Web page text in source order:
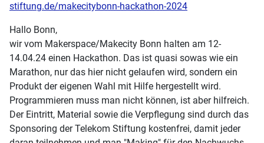
stiftung.de/makecitybonn-hackathon-2024
Hallo Bonn,
wir vom Makerspace/Makecity Bonn halten am 12-
14.04.24 einen Hackathon. Das ist quasi sowas wie ein
Marathon, nur das hier nicht gelaufen wird, sondern ein
Produkt der eigenen Wahl mit Hilfe hergestellt wird.
Programmieren muss man nicht können, ist aber hilfreich.
Der Eintritt, Material sowie die Verpflegung sind durch das
Sponsoring der Telekom Stiftung kostenfrei, damit jeder